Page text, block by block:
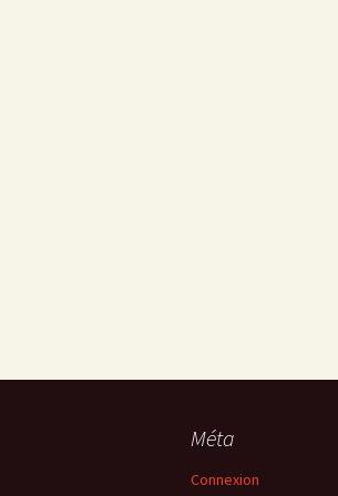
Méta
Connexion